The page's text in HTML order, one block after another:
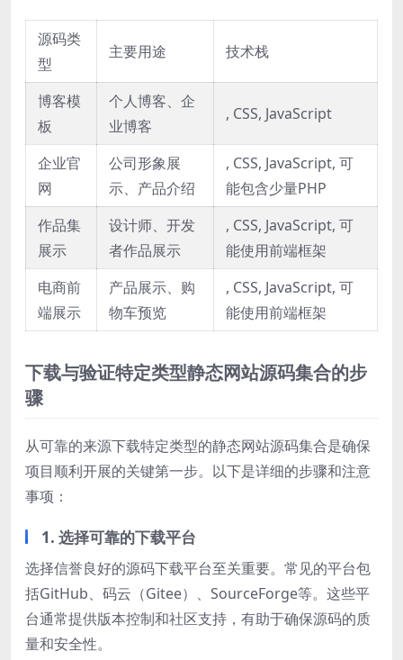
源码类
型
主要用途 技术栈
博客模
板
个人博客、企
业博客
, CSS, JavaScript
企业官
网
公司形象展
示、产品介绍
, CSS, JavaScript, 可
能包含少量PHP
作品集
展示
设计师、开发
者作品展示
, CSS, JavaScript, 可
能使用前端框架
电商前
端展示
产品展示、购
物车预览
, CSS, JavaScript, 可
能使用前端框架
下载与验证特定类型静态网站源码集合的步
骤
从可靠的来源下载特定类型的静态网站源码集合是确保
项目顺利开展的关键第一步。以下是详细的步骤和注意
事项：
1. 选择可靠的下载平台
选择信誉良好的源码下载平台至关重要。常见的平台包
括GitHub、码云（Gitee）、SourceForge等。这些平
台通常提供版本控制和社区支持，有助于确保源码的质
量和安全性。